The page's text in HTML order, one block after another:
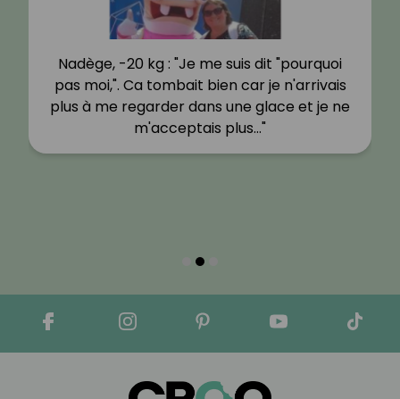
Nadège, -20 kg : "Je me suis dit "pourquoi
pas moi,". Ca tombait bien car je n'arrivais
plus à me regarder dans une glace et je ne
m'acceptais plus…"